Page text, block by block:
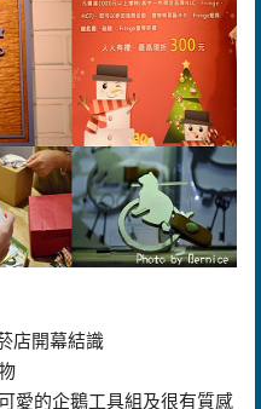
店開幕結識
愛的企鵝工具組及很有質感